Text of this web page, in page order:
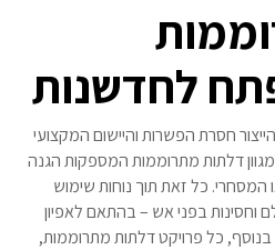
לחדשנות
חסרת הפשרות והיישום המקצועי
דלתות מתרוממות המספקות הגנה
כל זאת תוך נוחות שימוש
וחסינות בפני אש – בהתאם לאפיון
כל פרויקט דלתות מתרוממות,